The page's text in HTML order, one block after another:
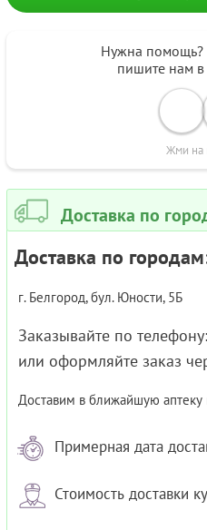
Нужна помощь?
пишите нам
Жми на
Доставка по
Доставка по
г. Белгород, бул. Юности, 5Б
Заказывайте по телефону:
или оформляйте заказ
Доставим в ближайшую аптеку
Примерная дата
Стоимость доставки